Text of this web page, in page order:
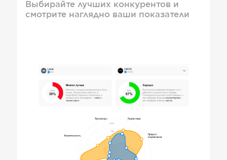
Выбирайте лучших конкурентов и
смотрите наглядно ваши показатели